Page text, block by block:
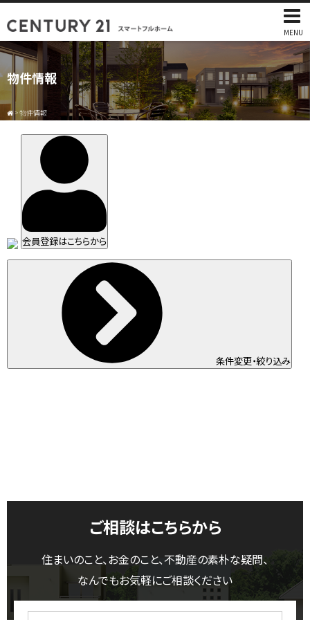
MENU
物件情報
>物件情報
会員登録はこちらから
条件変更・絞り込み
ご相談はこちらから
住まいのこと、お金のこと、不動産の素朴な疑問、
なんでもお気軽にご相談ください